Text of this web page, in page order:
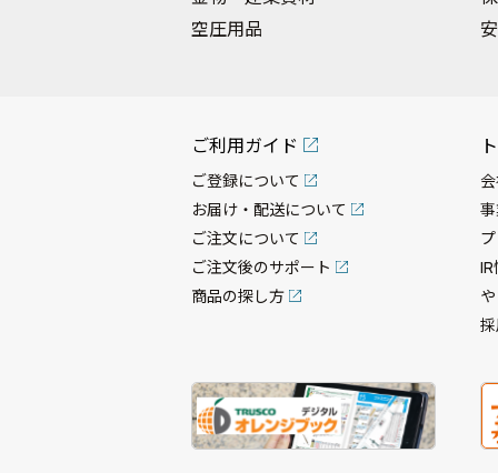
空圧用品
ご利用ガイド
ご登録について
お届け・配送について
ご注文について
ご注文後のサポート
商品の探し方